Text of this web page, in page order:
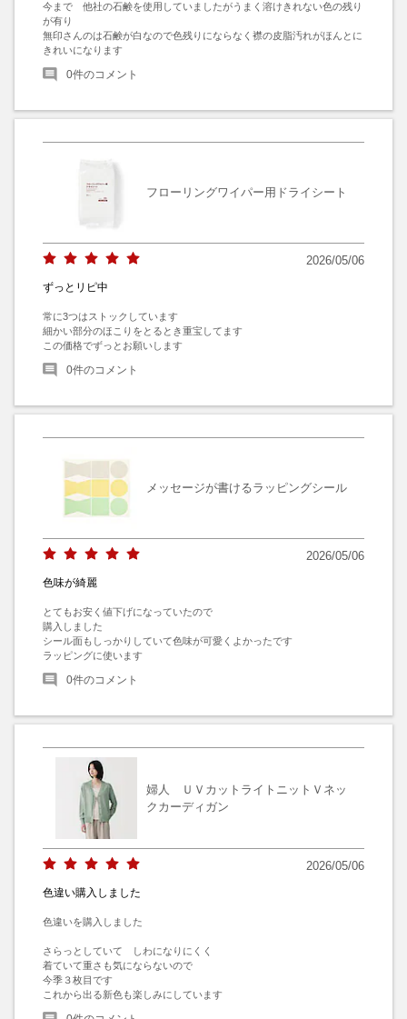
今まで　他社の石鹸を使用していましたがうまく溶けきれない色の残り
が有り
無印さんのは石鹸が白なので色残りにならなく襟の皮脂汚れがほんとに
きれいになります
0件のコメント
フローリングワイパー用ドライシート
2026/05/06
ずっとリピ中
常に3つはストックしています
細かい部分のほこりをとるとき重宝してます
この価格でずっとお願いします
0件のコメント
メッセージが書けるラッピングシール
2026/05/06
色味が綺麗
とてもお安く値下げになっていたので
購入しました
シール面もしっかりしていて色味が可愛くよかったです
ラッピングに使います
0件のコメント
婦人 ＵＶカットライトニットＶネッ
クカーディガン
2026/05/06
色違い購入しました
色違いを購入しました
さらっとしていて　しわになりにくく
着ていて重さも気にならないので
今季３枚目です
これから出る新色も楽しみにしています